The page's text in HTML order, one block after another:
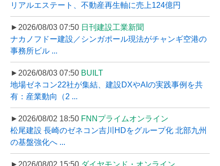
リアルエステート、不動産再生軸に売上124億円
►2026/08/03 07:50 日刊建設工業新聞
ナカノフドー建設／シンガポール現法がチャンギ空港の
事務所ビル ...
►2026/08/03 07:50 BUILT
地場ゼネコン22社が集結、建設DXやAIの実践事例を共
有：産業動向（2 ...
►2026/08/02 18:50 FNNプライムオンライン
松尾建設 長崎のゼネコン吉川HDをグループ化 北部九州
の基盤強化へ ...
►2026/08/02 15:50 ダイヤモンド・オンライン